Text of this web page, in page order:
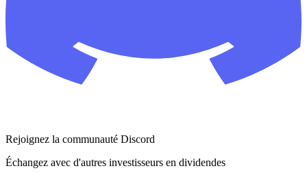
Rejoignez la communauté Discord
Échangez avec d'autres investisseurs en dividendes